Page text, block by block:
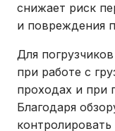
снижает риск
и повреждения
Для
при работе с
проходах и при
Благодаря